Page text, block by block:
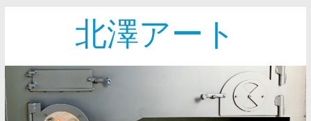
北澤アート